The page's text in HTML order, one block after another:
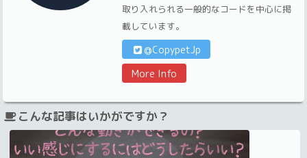
取り入れられる一般的なコードを中心に掲
載しています。
@CopypetJp
More Info
こんな記事はいかがですか？